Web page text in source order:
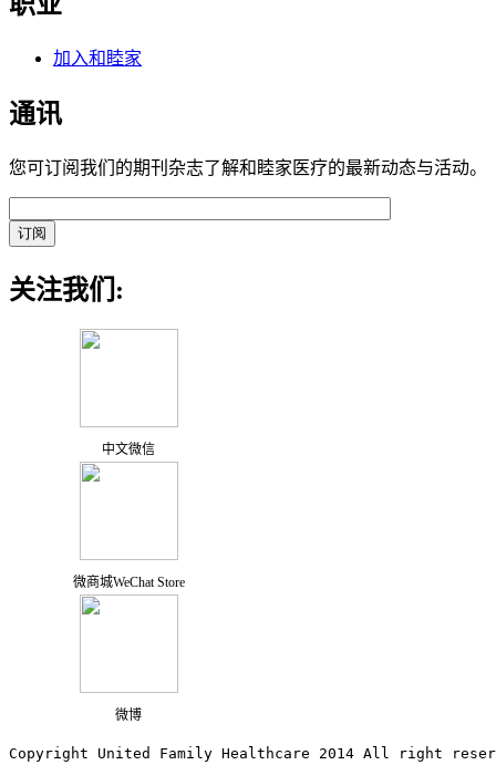
加入和睦家
通讯
您可订阅我们的期刊杂志了解和睦家医疗的最新动态与活动。
关注我们:
中文微信
微商城WeChat Store
微博
Copyright United Family Healthcare 2014 All right